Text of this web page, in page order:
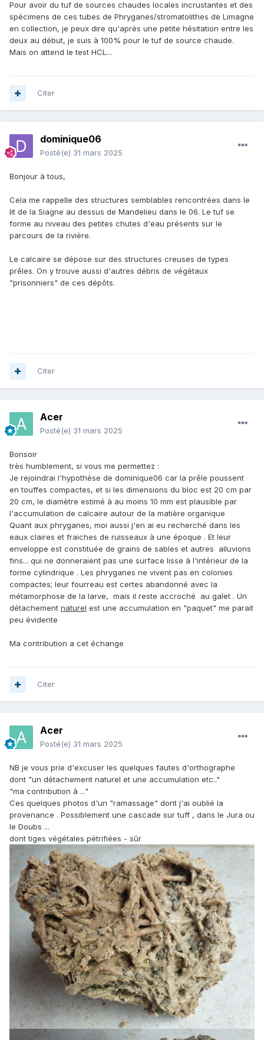
Pour avoir du tuf de sources chaudes locales incrustantes et des
spécimens de ces tubes de Phryganes/stromatolithes de Limagne
en collection, je peux dire qu'après une petite hésitation entre les
deux au début, je suis à 100% pour le tuf de source chaude.
Mais on attend le test HCL...
Citer
dominique06
Posté(e) 31 mars 2025
Bonjour à tous,
Cela me rappelle des structures semblables rencontrées dans le
lit de la Siagne au dessus de Mandelieu dans le 06. Le tuf se
forme au niveau des petites chutes d'eau présents sur le
parcours de la rivière.
Le calcaire se dépose sur des structures creuses de types
prêles. On y trouve aussi d'autres débris de végétaux
"prisonniers" de ces dépôts.
Citer
Acer
Posté(e) 31 mars 2025
Bonsoir
très humblement, si vous me permettez :
Je rejoindrai l'hypothèse de dominique06 car la prêle poussent
en touffes compactes, et si les dimensions du bloc est 20 cm par
20 cm, le diamètre estimé à au moins 10 mm est plausible par
l'accumulation de calcaire autour de la matière organique
Quant aux phryganes, moi aussi j'en ai eu recherché dans les
eaux claires et fraiches de ruisseaux à une époque . Et leur
enveloppe est constituée de grains de sables et autres alluvions
fins... qui ne donneraient pas une surface lisse à l'intérieur de la
forme cylindrique . Les phryganes ne vivent pas en colonies
compactes; leur fourreau est certes abandonné avec la
métamorphose de la larve, mais il reste accroché au galet . Un
détachement naturel est une accumulation en "paquet" me parait
peu évidente
Ma contribution a cet échange
Citer
Acer
Posté(e) 31 mars 2025
NB je vous prie d'excuser les quelques fautes d'orthographe
dont "un détachement naturel et une accumulation etc.."
"ma contribution à ..."
Ces quelques photos d'un "ramassage" dont j'ai oublié la
provenance . Possiblement une cascade sur tuff , dans le Jura ou
le Doubs ...
dont tiges végétales pétrifiées - sûr